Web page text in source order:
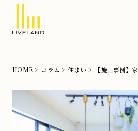
の
住
HOME コラム 住まい 【施工事例】